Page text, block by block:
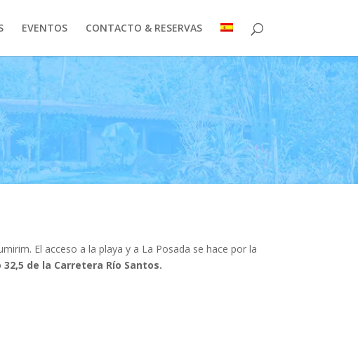
EVENTOS CONTACTO & RESERVAS
El acceso a la playa y a La Posada se hace por la
de la Carretera Río Santos.